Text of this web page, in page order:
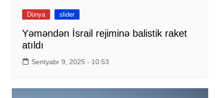
Dünya slider
Yəməndən İsrail rejiminə balistik raket
atıldı
Sentyabr 9, 2025 - 10:53